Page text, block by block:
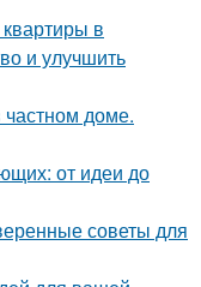
в
и улучшить
доме.
от идеи до
советы для